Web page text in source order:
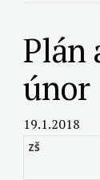
Plán
únor
19.1.2018
ZŠ